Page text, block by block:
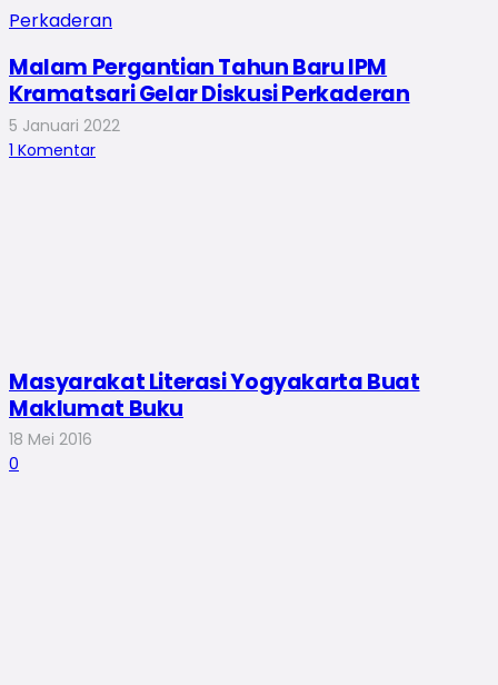
Malam Pergantian Tahun Baru IPM
Kramatsari Gelar Diskusi Perkaderan
5 Januari 2022
1 Komentar
Masyarakat Literasi Yogyakarta Buat
Maklumat Buku
18 Mei 2016
0